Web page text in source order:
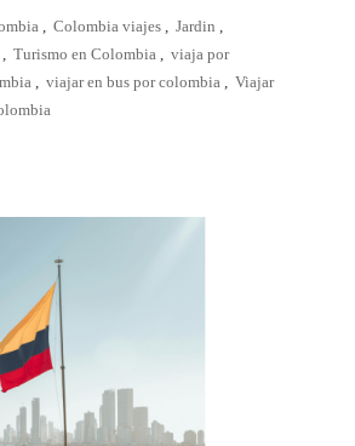
, Colombia viajes , Jardin ,
, Turismo en Colombia , viaja por
, viajar en bus por colombia , Viajar